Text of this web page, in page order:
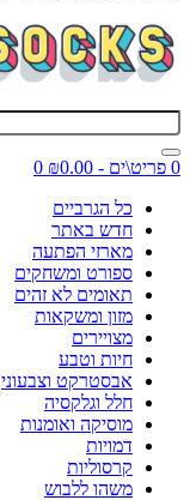
0 פריט\ים - ₪0.00
0
כל הגרביים
חדש באתר
מארזי הפתעה
ספורט ומשחקים
תאומים לא זהים
מזון ומשקאות
מצויירים
חיות וטבע
אבסטרקט וצבעוני
חלל וגלקסיה
מוסיקה ואומנות
דמויות
קרסוליות
משהו ללבוש